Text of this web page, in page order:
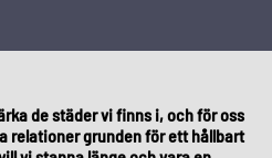
de städer vi finns i, och för oss
relationer grunden för ett hållbart